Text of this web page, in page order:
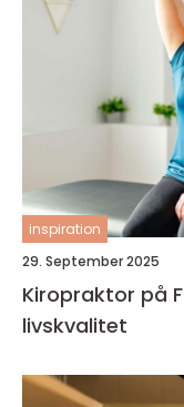
inspiration
29. September 2025
Kiropraktor på
livskvalitet